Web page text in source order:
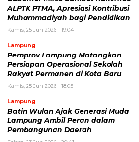
ALPTK PTMA, Apresiasi Kontribusi
Muhammadiyah bagi Pendidikan
Kamis, 25 Jun 2026 - 19:04
Lampung
Pemprov Lampung Matangkan
Persiapan Operasional Sekolah
Rakyat Permanen di Kota Baru
Kamis, 25 Jun 2026 - 18:05
Lampung
Batin Wulan Ajak Generasi Muda
Lampung Ambil Peran dalam
Pembangunan Daerah